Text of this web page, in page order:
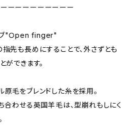
ーーーーーーーーー
"Ｏpen finger"
先も長めにすることで、外さずとも
ができます。
毛をブレンドした糸を採用。
合わせる英国羊毛は、型崩れもしにく